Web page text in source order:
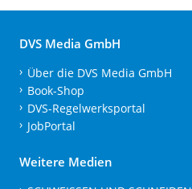
DVS Media GmbH
Über die DVS Media GmbH
Book-Shop
DVS-Regelwerksportal
JobPortal
Weitere Medien